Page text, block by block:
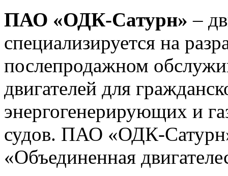
ПАО «ОДК-Сатурн»–
специализируется на
послепродажном
двигателей для
энергогенерирующих и
судов. ПАО «ОДК-
«Объединенная